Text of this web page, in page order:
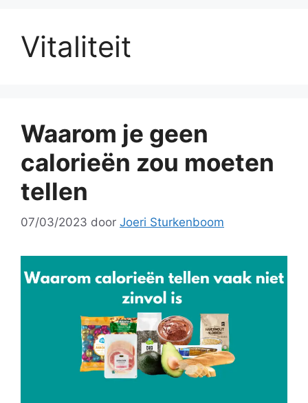
Vitaliteit
Waarom je geen
calorieën zou moeten
tellen
07/03/2023 door Joeri Sturkenboom